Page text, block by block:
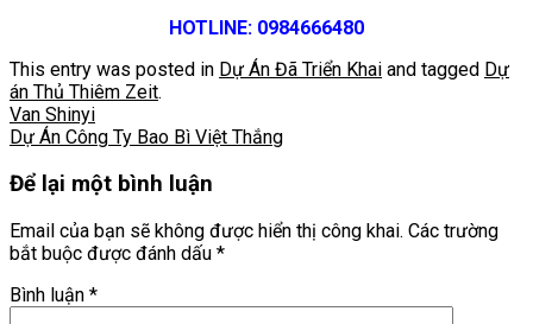
HOTLINE: 0984666480
This entry was posted in Dự Án Đã Triển Khai and tagged Dự
án Thủ Thiêm Zeit.
Van Shinyi
Dự Án Công Ty Bao Bì Việt Thắng
Để lại một bình luận
Email của bạn sẽ không được hiển thị công khai. Các trường
bắt buộc được đánh dấu *
Bình luận *